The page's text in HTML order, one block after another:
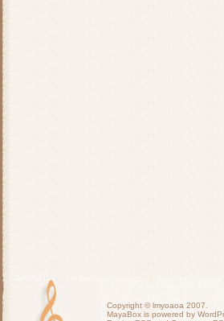
Copyright ©lmyoaoa 2007.
MayaBox is powered by